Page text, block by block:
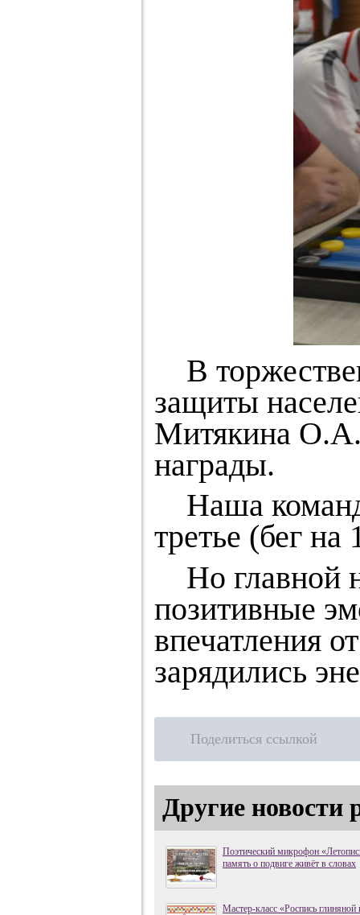
В
защиты
Митякина О.А.
награды.
Наша
третье (бег на
Но главной
позитивные
впечатления
зарядились
Поделиться ссылкой
Другие новости
Поэтический микрофон
память о подвиге живёт в словах
Мастер-класс «Роспись